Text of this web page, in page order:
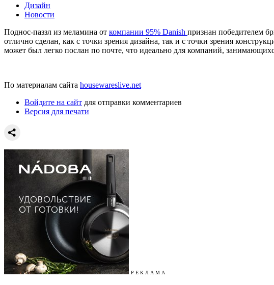
Дизайн
Новости
Поднос-паззл из меламина от компании 95% Danish признан победителем
отлично сделан, как с точки зрения дизайна, так и с точки зрения
может был легко послан по почте, что идеально для компаний,
По материалам сайта housewareslive.net
Войдите на сайт для отправки комментариев
Версия для печати
Р Е К Л А М А